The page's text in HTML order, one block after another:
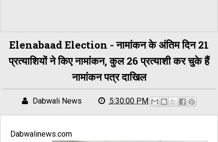
Elenabaad Election - नामांकन के अंतिम दिन 21
प्रत्याशियों ने किए नामांकन, कुल 26 प्रत्याशी कर चुके हैं
नामांकन पत्र दाखिल
Dabwali News 5:30:00 PM
Dabwalinews.com